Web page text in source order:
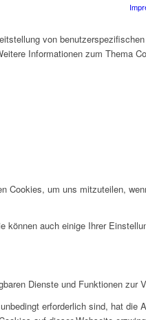
von
Informationen zum Thema
Cookies, um uns mitzuteilen,
auch einige Ihrer
Dienste und Funktionen zur
erforderlich sind, hat